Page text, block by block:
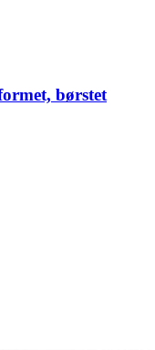
børstet